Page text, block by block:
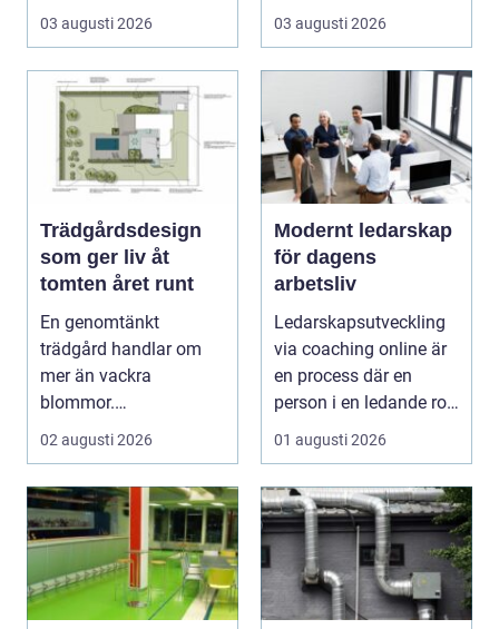
kombinera lägre ene...
03 augusti 2026
kunna leverera pålitlig
drift d...
03 augusti 2026
Trädgårdsdesign
som ger liv åt
tomten året runt
En genomtänkt
trädgård handlar om
mer än vackra
blommor.
trädgårdsdesign
förenar funktion, form
och ...
02 augusti 2026
Modernt ledarskap
för dagens
arbetsliv
Ledarskapsutveckling
via coaching online är
en process där en
person i en ledande roll
01 augusti 2026